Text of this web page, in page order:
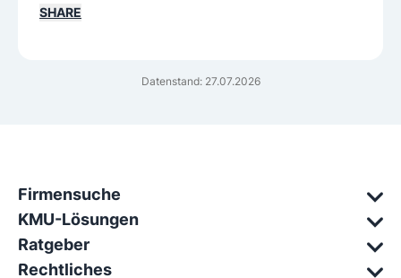
Datenstand: 27.07.2026
SHARE
Firmensuche
KMU-Lösungen
Ratgeber
Rechtliches